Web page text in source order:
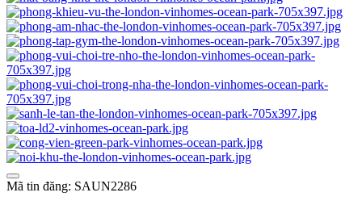
Mã tin đăng: SAUN2286